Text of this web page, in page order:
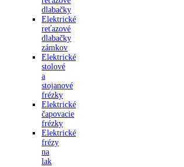
dlabačky
Elektrické
reťazové
dlabačky
zámkov
Elektrické
stolové
a
stojanové
frézky
Elektrické
čapovacie
frézky
Elektrické
frézy
na
lak